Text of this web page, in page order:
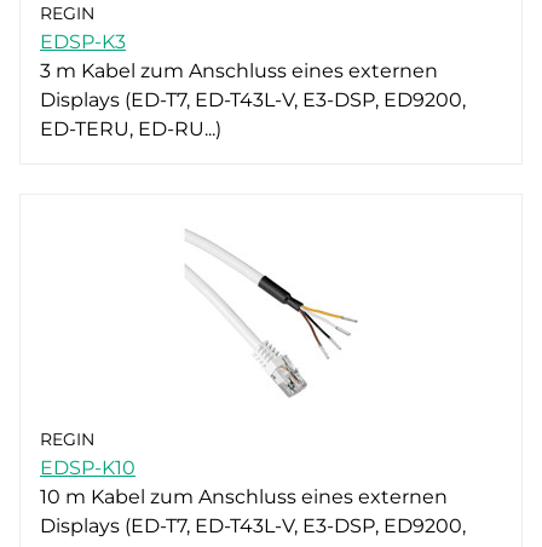
REGIN
EDSP-K3
3 m Kabel zum Anschluss eines externen
Displays (ED-T7, ED-T43L-V, E3-DSP, ED9200,
ED-TERU, ED-RU...)
REGIN
EDSP-K10
10 m Kabel zum Anschluss eines externen
Displays (ED-T7, ED-T43L-V, E3-DSP, ED9200,